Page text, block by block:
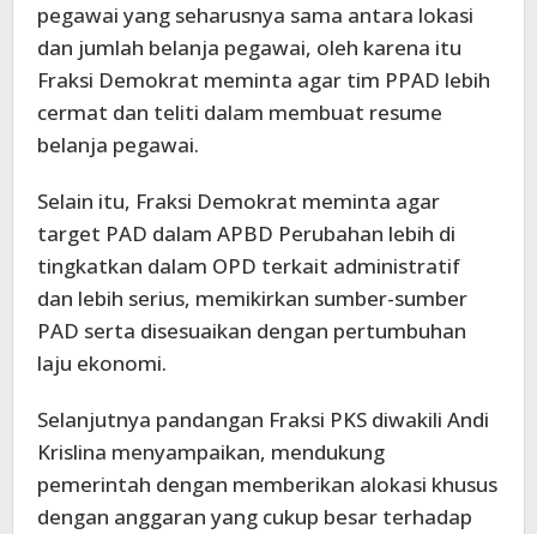
pegawai yang seharusnya sama antara lokasi
dan jumlah belanja pegawai, oleh karena itu
Fraksi Demokrat meminta agar tim PPAD lebih
cermat dan teliti dalam membuat resume
belanja pegawai.
Selain itu, Fraksi Demokrat meminta agar
target PAD dalam APBD Perubahan lebih di
tingkatkan dalam OPD terkait administratif
dan lebih serius, memikirkan sumber-sumber
PAD serta disesuaikan dengan pertumbuhan
laju ekonomi.
Selanjutnya pandangan Fraksi PKS diwakili Andi
Krislina menyampaikan, mendukung
pemerintah dengan memberikan alokasi khusus
dengan anggaran yang cukup besar terhadap